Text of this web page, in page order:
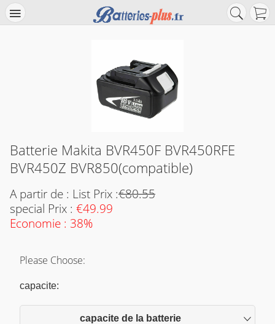
Batterie Makita BVR450F BVR450RFE
BVR450Z BVR850(compatible)
A partir de : List Prix :€80.55
special Prix : €49.99
Economie : 38%
Please Choose:
capacite:
capacite de la batterie